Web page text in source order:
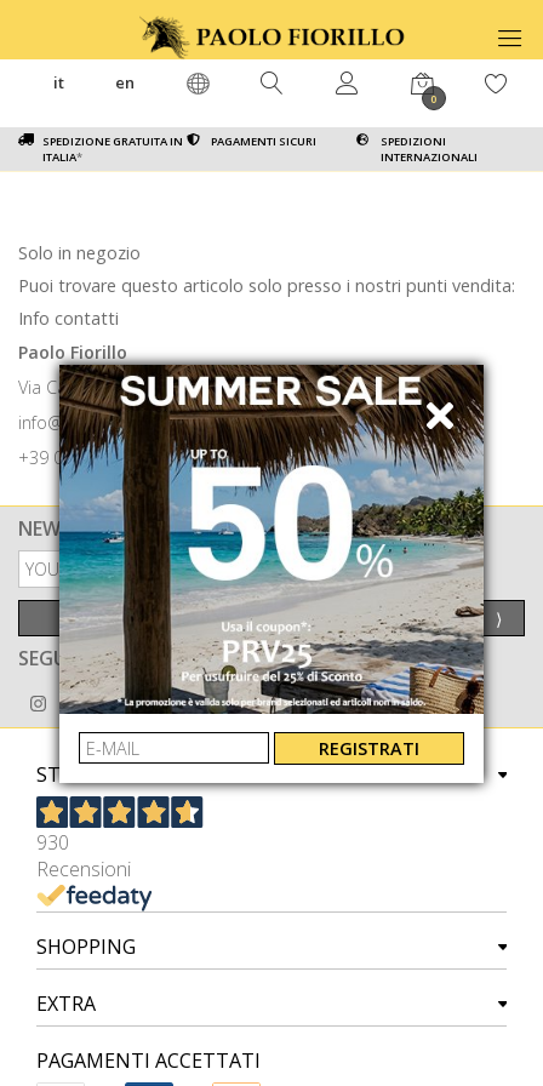
SPEDIZIONE GRATUITA IN
ITALIA*
PAGAMENTI SICURI
SPEDIZIONI
INTERNAZIONALI
it en
0
Solo in negozio
Puoi trovare questo articolo solo presso i nostri punti vendita:
Info contatti
Paolo Fiorillo
Via Calabritto 9 80121 Napoli
info@paolofiorillo.com
+39 081 1857 6024
NEWSLETTER
PRIVACY POLICY
INVIA ⟩
SEGUICI ANCHE SU
STORE
930
Recensioni
SHOPPING
EXTRA
PAGAMENTI ACCETTATI
REGISTRATI